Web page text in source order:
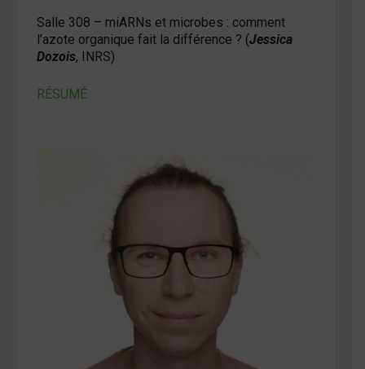
Salle 308 – miARNs et microbes : comment
l’azote organique fait la différence ? (Jessica
Dozois, INRS)
RÉSUMÉ